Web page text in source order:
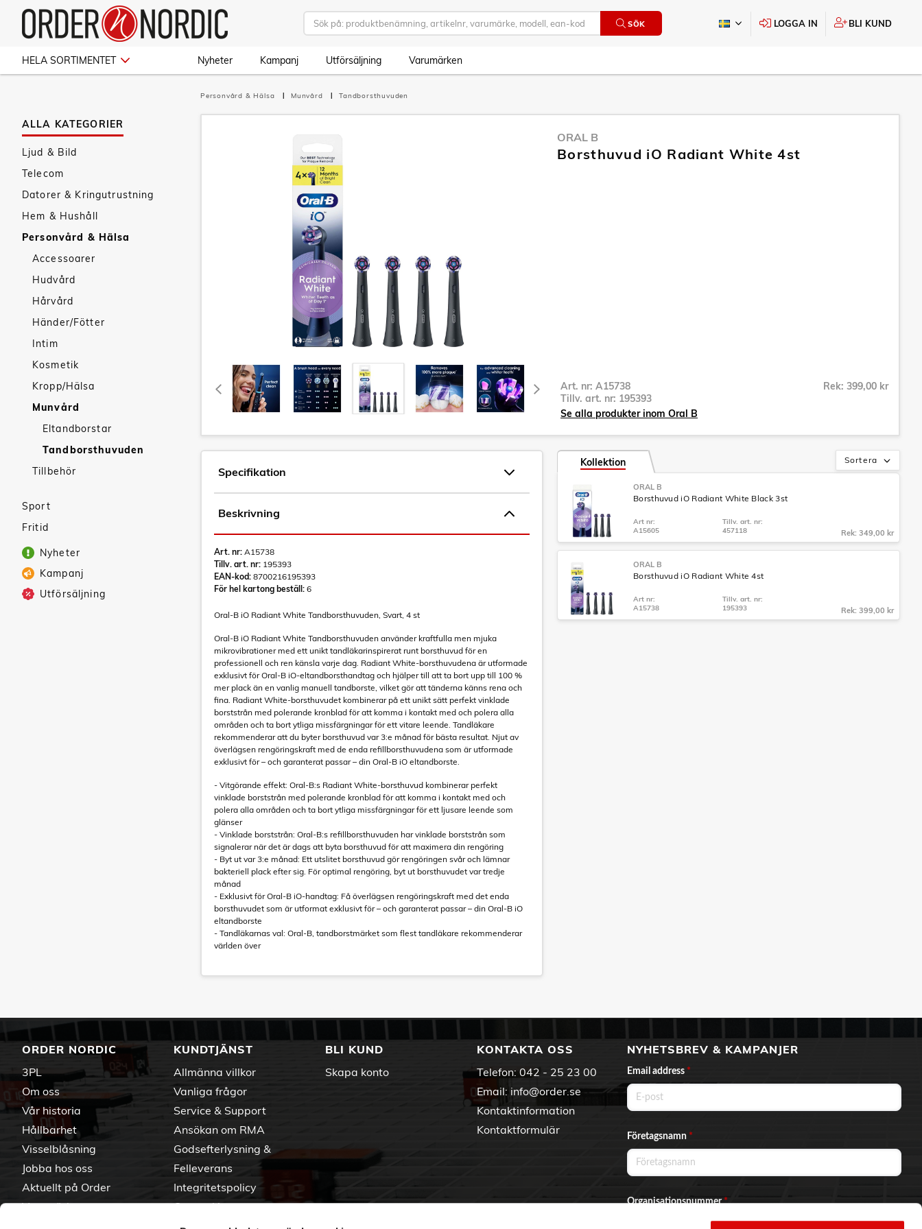
SÖK LOGGA IN BLI KUND
HELA SORTIMENTET Nyheter Kampanj Utförsäljning Varumärken
ALLA KATEGORIER
Ljud & Bild
Telecom
Datorer & Kringutrustning
Hem & Hushåll
Personvård & Hälsa
Accessoarer
Hudvård
Hårvård
Händer/Fötter
Intim
Kosmetik
Kropp/Hälsa
Munvård
Eltandborstar
Tandborsthuvuden
Tillbehör
Sport
Fritid
Nyheter
Kampanj
Utförsäljning
Personvård & Hälsa Munvård Tandborsthuvuden
ORAL B
Borsthuvud iO Radiant White 4st
Art. nr: A15738
Tillv. art. nr: 195393
Rek: 399,00 kr
Se alla produkter inom Oral B
Specifikation
Beskrivning
Art. nr: A15738
Tillv. art. nr: 195393
EAN-kod: 8700216195393
För hel kartong beställ: 6
Oral-B iO Radiant White Tandborsthuvuden, Svart, 4 st
Oral-B iO Radiant White Tandborsthuvuden använder kraftfulla men mjuka
mikrovibrationer med ett unikt tandläkarinspirerat runt borsthuvud för en
professionell och ren känsla varje dag. Radiant White-borsthuvudena är utformade
exklusivt för Oral-B iO-eltandborsthandtag och hjälper till att ta bort upp till 100 %
mer plack än en vanlig manuell tandborste, vilket gör att tänderna känns rena och
fina. Radiant White-borsthuvudet kombinerar på ett unikt sätt perfekt vinklade
borststrån med polerande kronblad för att komma i kontakt med och polera alla
områden och ta bort ytliga missfärgningar för ett vitare leende. Tandläkare
rekommenderar att du byter borsthuvud var 3:e månad för bästa resultat. Njut av
överlägsen rengöringskraft med de enda refillborsthuvudena som är utformade
exklusivt för – och garanterat passar – din Oral-B iO eltandborste.
- Vitgörande effekt: Oral-B:s Radiant White-borsthuvud kombinerar perfekt
vinklade borststrån med polerande kronblad för att komma i kontakt med och
polera alla områden och ta bort ytliga missfärgningar för ett ljusare leende som
glänser
- Vinklade borststrån: Oral-B:s refillborsthuvuden har vinklade borststrån som
signalerar när det är dags att byta borsthuvud för att maximera din rengöring
- Byt ut var 3:e månad: Ett utslitet borsthuvud gör rengöringen svår och lämnar
bakteriell plack efter sig. För optimal rengöring, byt ut borsthuvudet var tredje
månad
- Exklusivt för Oral-B iO-handtag: Få överlägsen rengöringskraft med det enda
borsthuvudet som är utformat exklusivt för – och garanterat passar – din Oral-B iO
eltandborste
- Tandläkarnas val: Oral-B, tandborstmärket som flest tandläkare rekommenderar
världen över
Sortera
Kollektion
ORAL B
Borsthuvud iO Radiant White Black 3st
Art nr:
A15605
Tillv. art. nr:
457118
Rek: 349,00 kr
ORAL B
Borsthuvud iO Radiant White 4st
Art nr:
A15738
Tillv. art. nr:
195393
Rek: 399,00 kr
ORDER NORDIC
3PL
Om oss
Vår historia
Hållbarhet
Visselblåsning
Jobba hos oss
Aktuellt på Order
Varumärken
KUNDTJÄNST
Allmänna villkor
Vanliga frågor
Service & Support
Ansökan om RMA
Godsefterlysning &
Felleverans
Integritetspolicy
Om cookies
BLI KUND
Skapa konto
KONTAKTA OSS
Telefon: 042 - 25 23 00
Email: info@order.se
Kontaktinformation
Kontaktformulär
NYHETSBREV & KAMPANJER
Email address *
Företagsnamn *
Organisationsnummer*